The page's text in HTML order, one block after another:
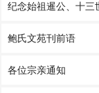
纪念始祖暹公、十三
鲍氏文苑刊前语
各位宗亲通知